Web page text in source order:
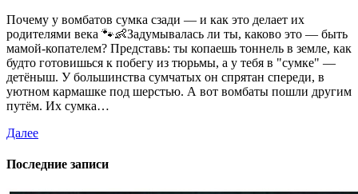
Почему у вомбатов сумка сзади — и как это делает их
родителями века 🐾👶Задумывалась ли ты, каково это — быть
мамой-копателем? Представь: ты копаешь тоннель в земле, как
будто готовишься к побегу из тюрьмы, а у тебя в "сумке" —
детёныш. У большинства сумчатых он спрятан спереди, в
уютном кармашке под шерстью. А вот вомбаты пошли другим
путём. Их сумка…
Далее
Последние записи